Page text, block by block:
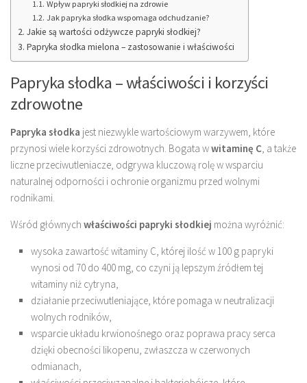
Wpływ papryki słodkiej na zdrowie
Jak papryka słodka wspomaga odchudzanie?
Jakie są wartości odżywcze papryki słodkiej?
Papryka słodka mielona – zastosowanie i właściwości
Papryka słodka – właściwości i korzyści
zdrowotne
Papryka słodka jest niezwykle wartościowym warzywem, które
przynosi wiele korzyści zdrowotnych. Bogata wwitaminę C, a także
liczne przeciwutleniacze, odgrywa kluczową rolę w wsparciu
naturalnej odporności i ochronie organizmu przed wolnymi
rodnikami.
Wśród głównych właściwości papryki słodkiej można wyróżnić:
wysoka zawartość witaminy C, której ilość w 100 g papryki
wynosi od 70 do 400 mg, co czyni ją lepszym źródłem tej
witaminy niż cytryna,
działanie przeciwutleniające, które pomaga w neutralizacji
wolnych rodników,
wsparcie układu krwionośnego oraz poprawa pracy serca
dzięki obecności likopenu, zwłaszcza w czerwonych
odmianach,